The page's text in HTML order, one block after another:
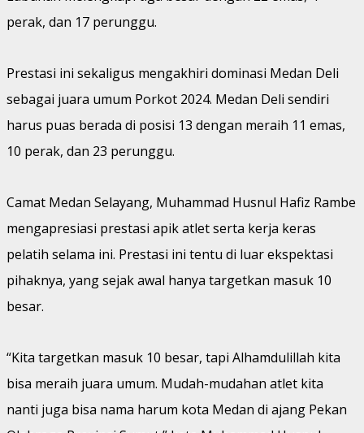
perak, dan 17 perunggu.
Prestasi ini sekaligus mengakhiri dominasi Medan Deli
sebagai juara umum Porkot 2024. Medan Deli sendiri
harus puas berada di posisi 13 dengan meraih 11 emas,
10 perak, dan 23 perunggu.
Camat Medan Selayang, Muhammad Husnul Hafiz Rambe
mengapresiasi prestasi apik atlet serta kerja keras
pelatih selama ini. Prestasi ini tentu di luar ekspektasi
pihaknya, yang sejak awal hanya targetkan masuk 10
besar.
“Kita targetkan masuk 10 besar, tapi Alhamdulillah kita
bisa meraih juara umum. Mudah-mudahan atlet kita
nanti juga bisa nama harum kota Medan di ajang Pekan